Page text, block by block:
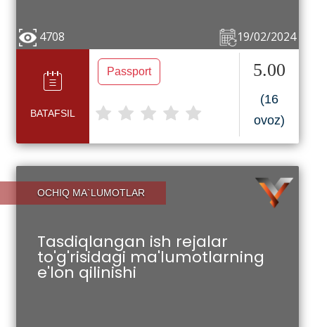
19/02/2024
4708
BATAFSIL
Passport 5.00
(16
ovoz)
OCHIQ MA`LUMOTLAR
Tasdiqlangan ish rejalar
to'g'risidagi ma'lumotlarning
e'lon qilinishi